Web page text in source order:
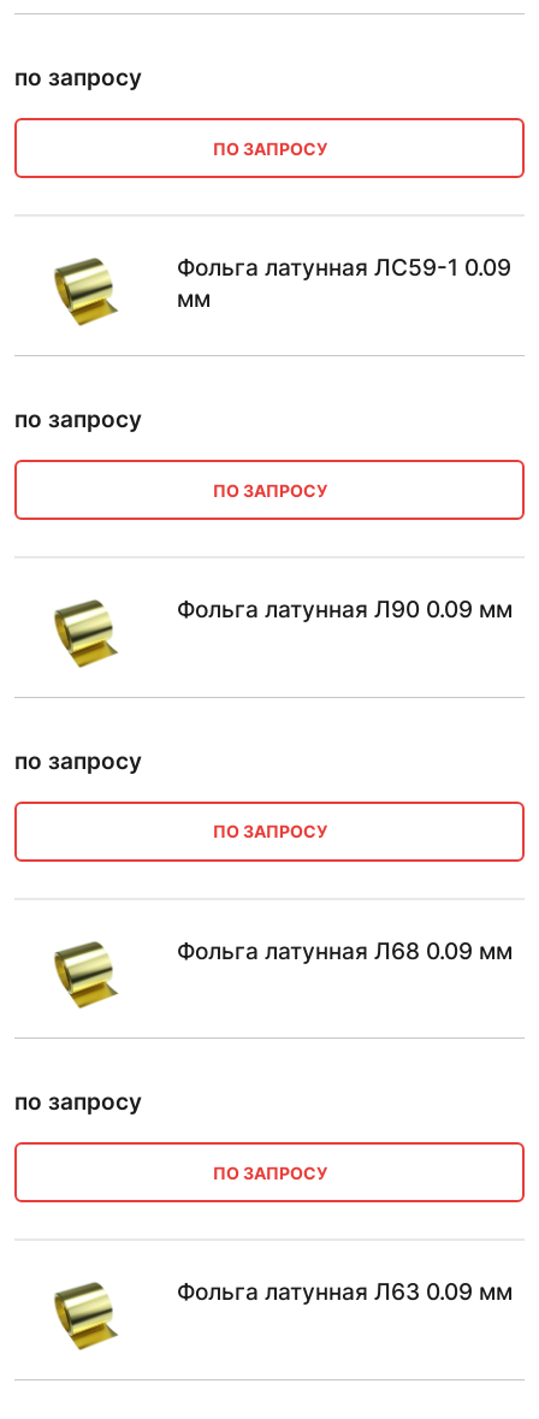
по запросу
ПО ЗАПРОСУ
Фольга латунная ЛС59-1 0.09
мм
по запросу
ПО ЗАПРОСУ
Фольга латунная Л90 0.09 мм
по запросу
ПО ЗАПРОСУ
Фольга латунная Л68 0.09 мм
по запросу
ПО ЗАПРОСУ
Фольга латунная Л63 0.09 мм